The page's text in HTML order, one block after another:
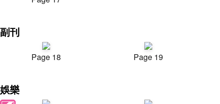
副刊
Page 18 Page 19
娛樂